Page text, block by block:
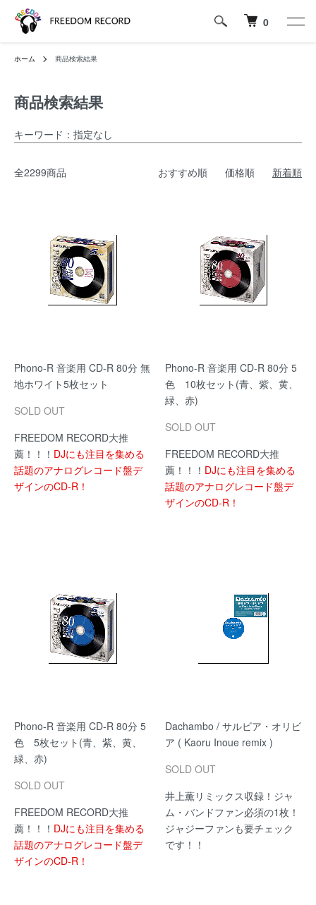
0
ホーム 商品検索結果
商品検索結果
キーワード：指定なし
全2299商品 おすすめ順 価格順 新着順
Phono-R 音楽用 CD-R 80分 無
地ホワイト5枚セット
SOLD OUT
FREEDOM RECORD大推
薦！！！ DJにも注目を集める
話題のアナログレコード盤デ
ザインのCD-R！
Phono-R 音楽用 CD-R 80分 5
色 10枚セット(青、紫、黄、
緑、赤)
SOLD OUT
FREEDOM RECORD大推
薦！！！ DJにも注目を集める
話題のアナログレコード盤デ
ザインのCD-R！
Phono-R 音楽用 CD-R 80分 5
色 5枚セット(青、紫、黄、
緑、赤)
SOLD OUT
FREEDOM RECORD大推
薦！！！ DJにも注目を集める
話題のアナログレコード盤デ
ザインのCD-R！
Dachambo / サルビア・オリビ
ア ( Kaoru Inoue remix )
SOLD OUT
井上薫リミックス収録！ジャ
ム・バンドファン必須の1枚！
ジャジーファンも要チェック
です！！